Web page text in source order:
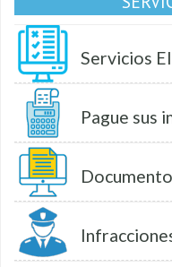
Servicios
Pague sus